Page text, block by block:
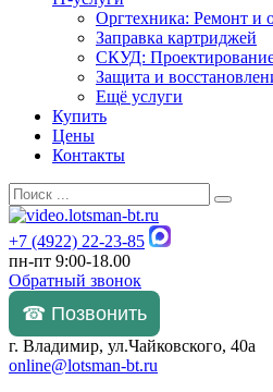
Оргтехника: Ремонт и
Заправка картриджей
СКУД:
Защита и
Ещё услуги
Купить
Цены
Контакты
+7 (4922) 22-23-85
пн-пт 9:00-18.00
Обратный звонок
☎ Позвонить
г. Владимир, ул.Чайковского, 40а
online@lotsman-bt.ru